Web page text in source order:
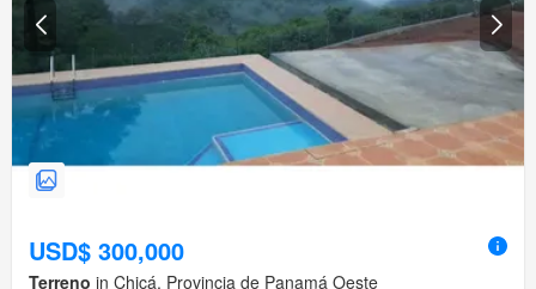
USD$ 300,000
Terreno in Chicá, Provincia de Panamá Oeste